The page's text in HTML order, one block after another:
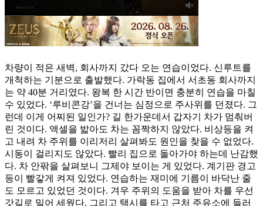
차량이 적은 새벽, 회사까지 갔다 오는 연습이었다. 신루트를
개척하는 기분으로 출발했다. 가락동 집에서 서초동 회사까지
는 약 40분 거리였다. 왕복 한 시간 반이면 충분히 연습을 마칠
수 있었다. ‘루비콘강’을 건너는 심정으로 주사위를 던졌다. 그
런데 이게 어찌된 일인가? 길 한가운데서 갑자기 차가 멈춰버
린 것이다. 액셀을 밟아도 차는 꼼짝하지 않았다. 비상등을 켜
고 내려 차 주위를 이리저리 살펴봐도 원인을 찾을 수 없었다.
시동이 걸리지도 않았다. 빨리 집으로 돌아가야 하는데 난감했
다. 차 안팎을 살펴보니 그제야 보이는 게 있었다. 계기판 경고
등이 빨갛게 켜져 있었다. 연습하는 재미에 기름이 바닥난 줄
도 모르고 있었던 것이다. 겨우 주위의 도움을 받아 차를 우선
갓길로 밀어 세웠다. 그리고 택시를 타고 근처 주유소에 들러